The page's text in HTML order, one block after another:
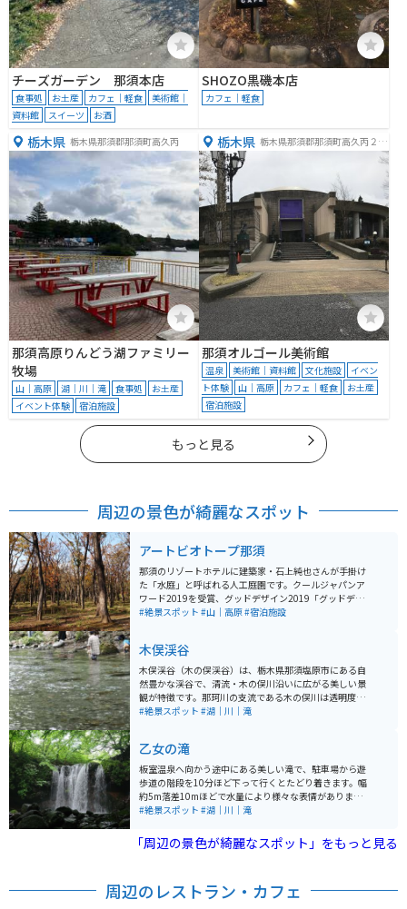
チーズガーデン 那須本店
食事処 お土産 カフェ｜軽食
美術館｜
資料館
スイーツ お酒
SHOZO黒磯本店
カフェ｜軽食
栃木県 栃木県那須郡那須町高久丙
那須高原りんどう湖ファミリー
牧場
山｜高原 湖｜川｜滝 食事処
お土産
イベント体験
宿泊施設
栃木県 栃木県那須郡那須町高久丙２７
那須オルゴール美術館
温泉 美術館｜資料館 文化施設
イベン
ト体験
山｜高原 カフェ｜軽食
お土産
宿泊施設
もっと見る
周辺の景色が綺麗なスポット
アートビオトープ那須
那須のリゾートホテルに建築家・石上純也さんが手掛け
た「水庭」と呼ばれる人工庭園です。クールジャパンア
ワード2019を受賞、グッドデザイン2019「グッドデザ
イン・ベスト100」に選出されるなど多くの賞を獲得し
#絶景スポット #山｜高原#宿泊施設
木俣渓谷
木俣渓谷（木の俣渓谷）は、栃木県那須塩原市にある自
然豊かな渓谷で、清流・木の俣川沿いに広がる美しい景
観が特徴です。那珂川の支流である木の俣川は透明度が
高く、特にエメラルドグリーンの清らかな水が印象的
とができます。また、オオバヤナギの群生地があり、春
の新緑や秋の紅葉など、四季折々の自然の美しさを堪能
できる場所です。夏には避暑地としても人気が高く、多
くの家族連れや観光客が訪れます。近くに市営の駐車場
を完備しています。
#絶景スポット #湖｜川｜滝
乙女の滝
板室温泉へ向かう途中にある美しい滝で、駐車場から遊
歩道の階段を10分ほど下って行くとたどり着きます。幅
約5m落差10mほどで水量により様々な表情があります。
滝からの流れと森の木々も美しく、清々しい空気とミス
所です。
#絶景スポット #湖｜川｜滝
「周辺の景色が綺麗なスポット」をもっと見る
周辺のレストラン・カフェ